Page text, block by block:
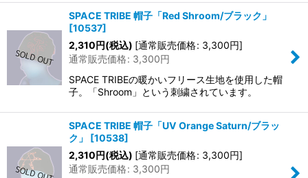
SPACE TRIBE 帽子「Red Shroom/ブラック」
[10537]
2,310円(税込) [通常販売価格: 3,300円]
通常販売価格: 3,300円
SPACE TRIBEの暖かいフリース生地を使用した帽
子。「Shroom」という刺繍されています。
SPACE TRIBE 帽子「UV Orange Saturn/ブラッ
ク」
[10538]
2,310円(税込) [通常販売価格: 3,300円]
通常販売価格: 3,300円